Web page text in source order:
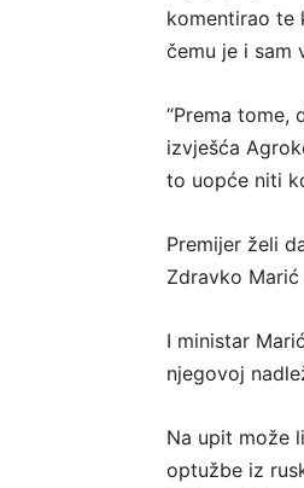
komentirao te
čemu je i sam
“Prema tome,
izvješća
to uopće niti
Premijer želi
Zdravko
I ministar
njegovoj
Na upit može
optužbe iz